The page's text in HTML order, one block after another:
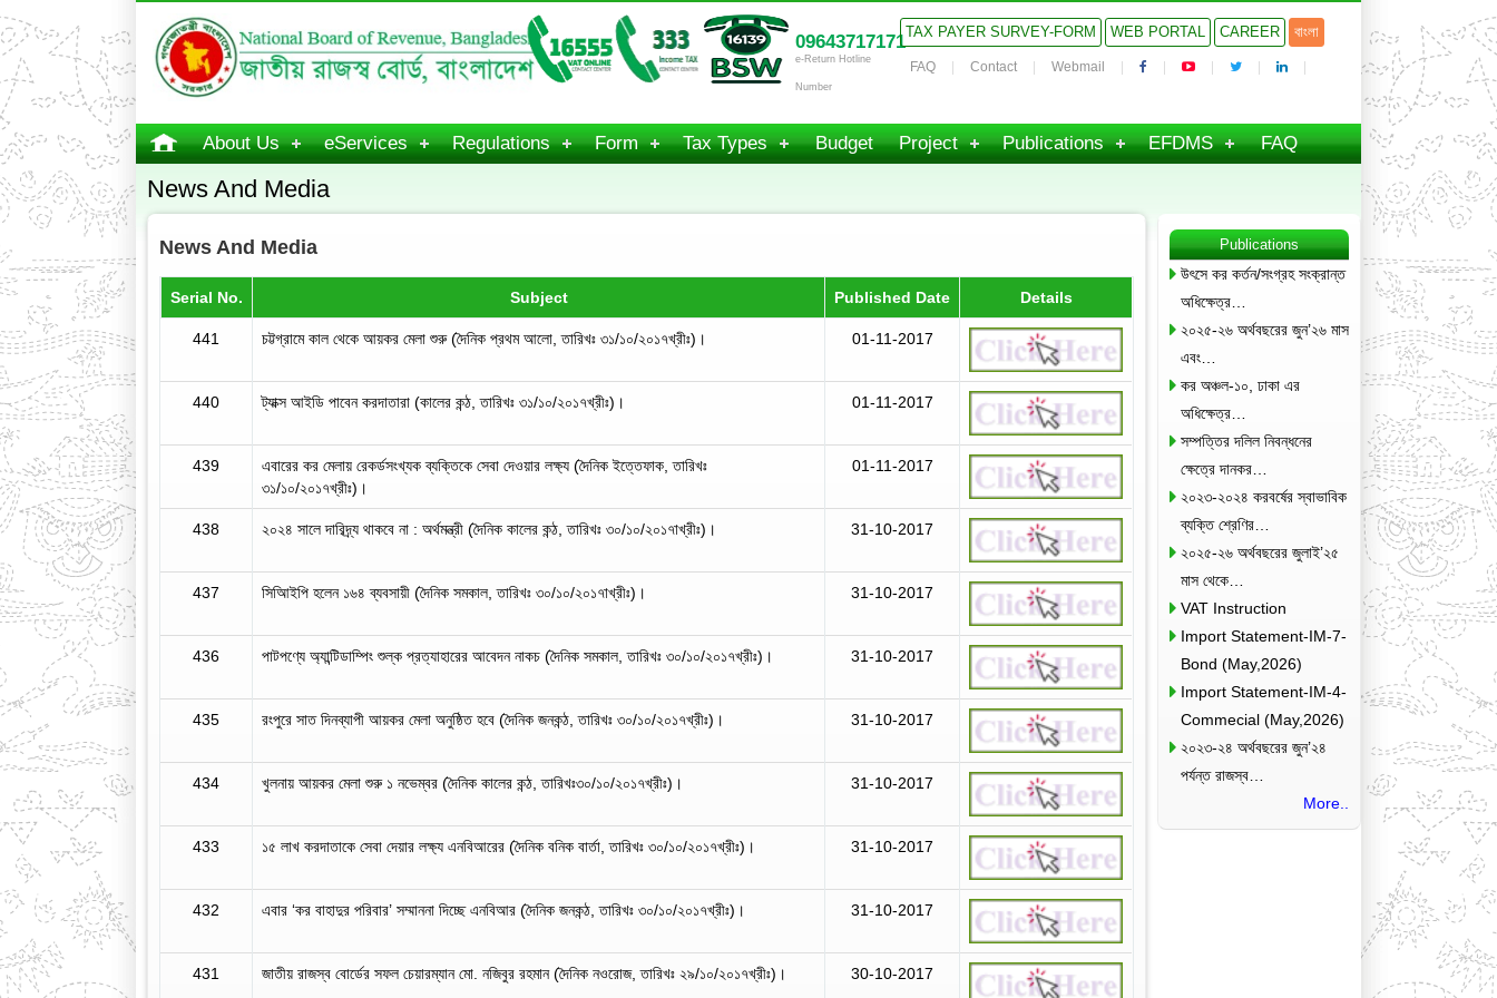
09643717171
e-Return Hotline
Number
TAX PAYER SURVEY-FORM WEB PORTAL CAREER বাংলা
FAQ Contact Webmail
About Us eServices Regulations Form Tax Types Budget Project Publications EFDMS FAQ
News And Media
News And Media
Serial No. Subject Published Date Details
441 চট্টগ্রামে কাল থেকে আয়কর মেলা শুরু (দৈনিক প্রথম আলো, তারিখঃ ৩১/১০/২০১৭খ্রীঃ)। 01-11-2017
440 ট্যাক্স আইডি পাবেন করদাতারা (কালের কন্ঠ, তারিখঃ ৩১/১০/২০১৭খ্রীঃ)। 01-11-2017
439
এবারের কর মেলায় রেকর্ডসংখ্যক ব্যক্তিকে সেবা দেওয়ার লক্ষ্য (দৈনিক ইত্তেফাক, তারিখঃ
৩১/১০/২০১৭খ্রীঃ)।
01-11-2017
438 ২০২৪ সালে দারিদ্র্য থাকবে না : অর্থমন্ত্রী (দৈনিক কালের কন্ঠ, তারিখঃ ৩০/১০/২০১৭াখ্রীঃ)। 31-10-2017
437 সিআিইপি হলেন ১৬৪ ব্যবসায়ী (দৈনিক সমকাল, তারিখঃ ৩০/১০/২০১৭াখ্রীঃ)। 31-10-2017
436 পাটপণ্যে অ্যান্টিডাম্পিং শুল্ক প্রত্যাহারের আবেদন নাকচ (দৈনিক সমকাল, তারিখঃ ৩০/১০/২০১৭খ্রীঃ)। 31-10-2017
435 রংপুরে সাত দিনব্যাপী আয়কর মেলা অনুষ্ঠিত হবে (দৈনিক জনকন্ঠ, তারিখঃ ৩০/১০/২০১৭খ্রীঃ)। 31-10-2017
434 খুলনায় আয়কর মেলা শুরু ১ নভেম্বর (দৈনিক কালের কন্ঠ, তারিখঃ৩০/১০/২০১৭খ্রীঃ)। 31-10-2017
433 ১৫ লাখ করদাতাকে সেবা দেয়ার লক্ষ্য এনবিআরের (দৈনিক বনিক বার্তা, তারিখঃ ৩০/১০/২০১৭খ্রীঃ)। 31-10-2017
432 এবার ‘কর বাহাদুর পরিবার’ সম্মাননা দিচ্ছে এনবিআর (দৈনিক জনকন্ঠ, তারিখঃ ৩০/১০/২০১৭খ্রীঃ)। 31-10-2017
431 জাতীয় রাজস্ব বোর্ডের সফল চেয়ারম্যান মো. নজিবুর রহমান (দৈনিক নওরোজ, তারিখঃ ২৯/১০/২০১৭খ্রীঃ)। 30-10-2017
Publications
উৎসে কর কর্তন/সংগ্রহ সংক্রান্ত
অধিক্ষেত্র…
২০২৫-২৬ অর্থবছরের জুন’২৬ মাস
এবং…
কর অঞ্চল-১০, ঢাকা এর
অধিক্ষেত্র…
সম্পত্তির দলিল নিবন্ধনের
ক্ষেত্রে দানকর…
২০২৩-২০২৪ করবর্ষের স্বাভাবিক
ব্যক্তি শ্রেণির…
২০২৫-২৬ অর্থবছরের জুলাই’২৫
মাস থেকে…
VAT Instruction
Import Statement-IM-7-
Bond (May,2026)
Import Statement-IM-4-
Commecial (May,2026)
২০২৩-২৪ অর্থবছরের জুন’২৪
পর্যন্ত রাজস্ব…
More..